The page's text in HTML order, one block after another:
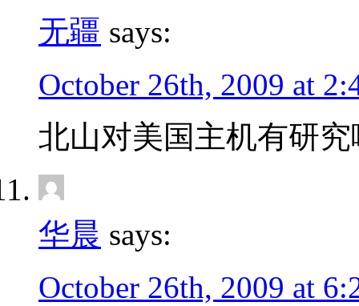
无疆 says:
October 26th, 2009 at
北山对美国主机有研究
华晨 says:
October 26th, 2009 at